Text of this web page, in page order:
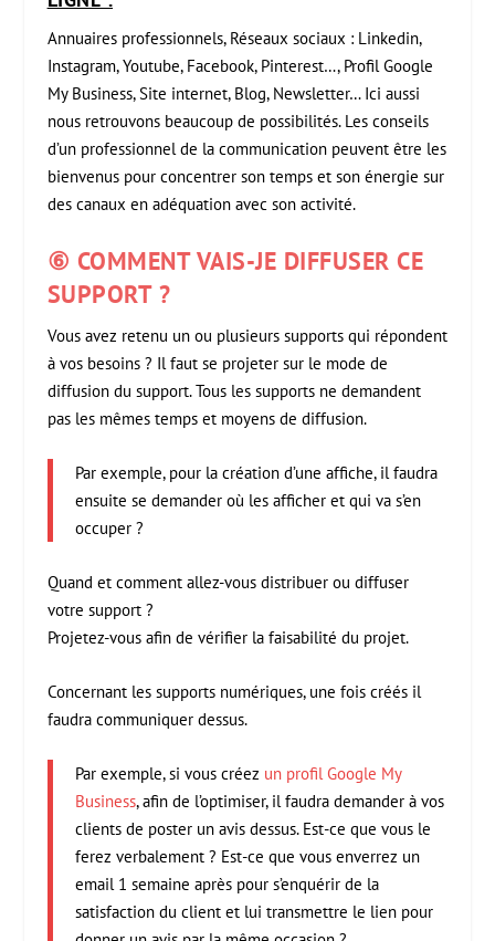
Annuaires professionnels, Réseaux sociaux : Linkedin,
Instagram, Youtube, Facebook, Pinterest…, Profil Google
My Business, Site internet, Blog, Newsletter… Ici aussi
nous retrouvons beaucoup de possibilités. Les conseils
d’un professionnel de la communication peuvent être les
bienvenus pour concentrer son temps et son énergie sur
des canaux en adéquation avec son activité.
⑥ COMMENT VAIS-JE DIFFUSER CE
SUPPORT ?
Vous avez retenu un ou plusieurs supports qui répondent
à vos besoins ? Il faut se projeter sur le mode de
diffusion du support. Tous les supports ne demandent
pas les mêmes temps et moyens de diffusion.
Par exemple, pour la création d’une affiche, il faudra
ensuite se demander où les afficher et qui va s’en
occuper ?
Quand et comment allez-vous distribuer ou diffuser
votre support ?
Projetez-vous afin de vérifier la faisabilité du projet.
Concernant les supports numériques, une fois créés il
faudra communiquer dessus.
Par exemple, si vous créez un profil Google My
Business, afin de l’optimiser, il faudra demander à vos
clients de poster un avis dessus. Est-ce que vous le
ferez verbalement ? Est-ce que vous enverrez un
email 1 semaine après pour s’enquérir de la
satisfaction du client et lui transmettre le lien pour